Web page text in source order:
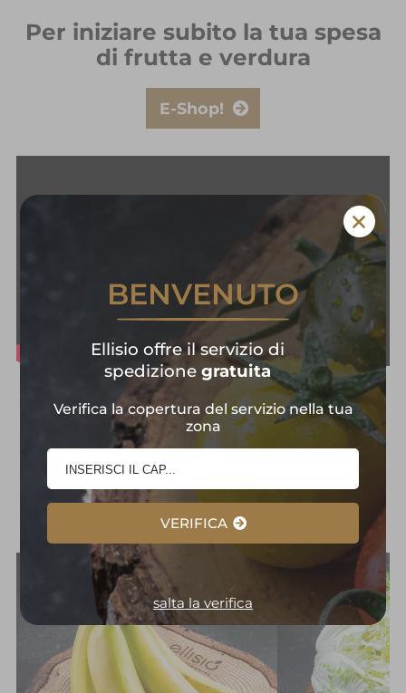
Per iniziare subito la tua spesa
di frutta e verdura
E-Shop!
Frutta e Verdura in
Primo Piano:
Selezione
d'Eccellenza
BENVENUTO
Ellisio offre il servizio di
spedizione gratuita
Verifica la copertura del servizio nella tua
zona
VERIFICA
salta la verifica